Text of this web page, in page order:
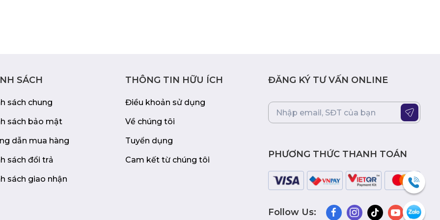
dàng tìm được vị trí
cổng kết nối
nối với nhiều thiết
là một lựa chọn
SÁCH
sách chung
sách bảo mật
dẫn mua hàng
sách đổi trả
sách giao nhận
THÔNG TIN HỮU ÍCH
Điều khoản sử dụng
Về chúng tôi
Tuyển dụng
Cam kết từ chúng tôi
ĐĂNG KÝ TƯ VẤN ONLINE
PHƯƠNG THỨC THANH TOÁN
Follow Us: